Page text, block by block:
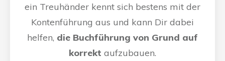
ein Treuhänder kennt sich bestens mit der
Kontenführung aus und kann Dir dabei
helfen, die Buchführung von Grund auf
korrekt aufzubauen.